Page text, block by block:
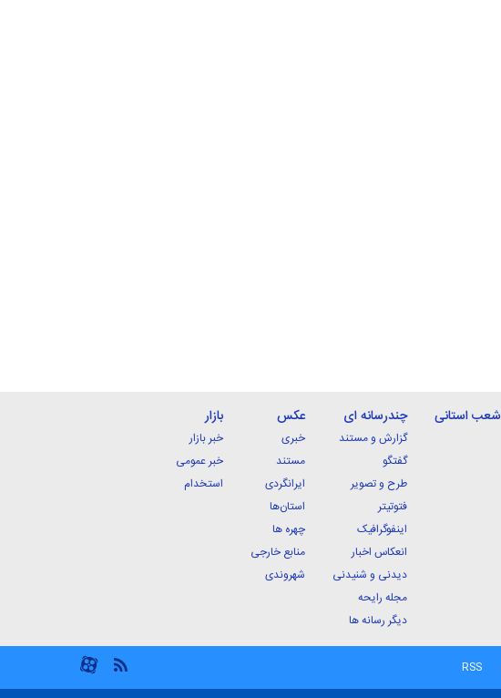
شعب استانی چندرسانه ای
گزارش و مستند
گفتگو
طرح و تصویر
فتوتیتر
اینفوگرافیک
انعکاس اخبار
دیدنی و شنیدنی
مجله رایحه
دیگر رسانه ها
عکس
خبری
مستند
ایرانگردی
استان‌ها
چهره ها
منابع خارجی
شهروندی
بازار
خبر بازار
خبر عمومی
استخدام
RSS